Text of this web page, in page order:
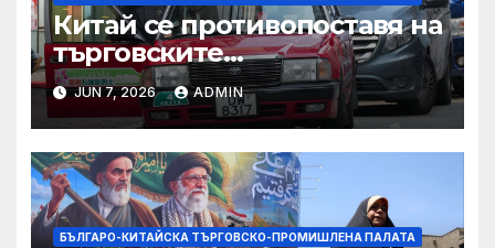
Китай се противопоставя на
търговските
ограничителни мерки на
САЩ във връзка с искове за
принудителен труд:
Министерство на
търговията
JUN 7, 2026 ADMIN
БЪЛГАРО-КИТАЙСКА ТЪРГОВСКО-ПРОМИШЛЕНА ПАЛАТА